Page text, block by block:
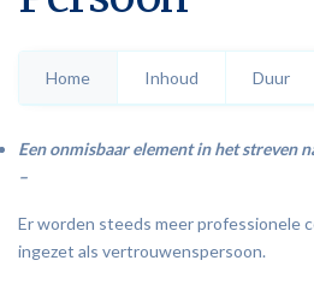
Professioneel
Home Inhoud Duur
Een onmisbaar element in het streven
–
Er worden steeds meer professionele
ingezet als vertrouwenspersoon.